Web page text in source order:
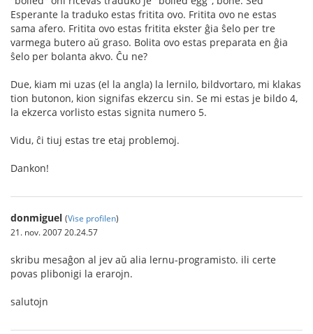
Esperante la traduko estas fritita ovo. Fritita ovo ne estas
sama afero. Fritita ovo estas fritita ekster ĝia ŝelo per tre
varmega butero aŭ graso. Bolita ovo estas preparata en ĝia
ŝelo per bolanta akvo. Ĉu ne?
Due, kiam mi uzas (el la angla) la lernilo, bildvortaro, mi klakas
tion butonon, kion signifas ekzercu sin. Se mi estas je bildo 4,
la ekzerca vorlisto estas signita numero 5.
Vidu, ĉi tiuj estas tre etaj problemoj.
Dankon!
donmiguel (Vise profilen)
21. nov. 2007 20.24.57
skribu mesaĝon al jev aŭ alia lernu-programisto. ili certe
povas plibonigi la erarojn.
salutojn